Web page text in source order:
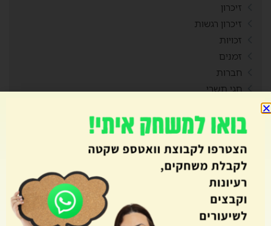
זיכרון
זיכרון רגשות
זכויות
זמנים
חברות
חגי תשרי
חדר בריחה
חוויות
חוקים
חזרה מחופשה
חידון
חידות בציורים
חנוכה